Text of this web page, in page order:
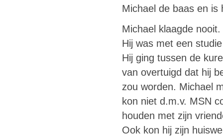
Michael de baas en is
Michael klaagde nooit.
Hij was met een
Hij ging tussen de
van overtuigd dat hij
zou worden. Michael
kon niet d.m.v. MSN
houden met zijn
Ook kon hij zijn